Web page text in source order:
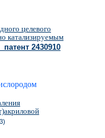
целевого
катализируемым
патент 2430910